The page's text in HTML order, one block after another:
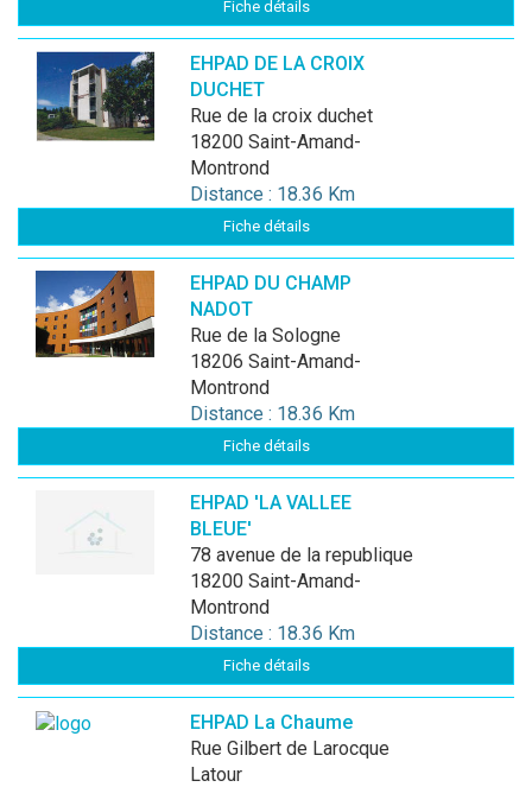
Fiche détails
EHPAD DE LA CROIX
DUCHET
rue de la croix duchet
18200 Saint-Amand-
Montrond
Distance : 18.36 Km
Fiche détails
EHPAD DU CHAMP
NADOT
rue de la Sologne
18206 Saint-Amand-
Montrond
Distance : 18.36 Km
Fiche détails
EHPAD 'LA VALLEE
BLEUE'
78 avenue de la republique
18200 Saint-Amand-
Montrond
Distance : 18.36 Km
Fiche détails
EHPAD La Chaume
Rue Gilbert de Larocque
Latour